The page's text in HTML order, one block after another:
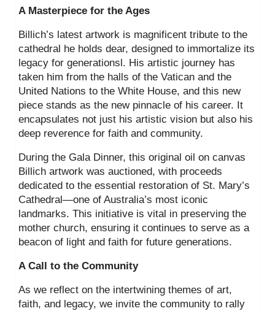
A Masterpiece for the Ages
Billich’s latest artwork is magnificent tribute to the
cathedral he holds dear, designed to immortalize its
legacy for generationsl. His artistic journey has
taken him from the halls of the Vatican and the
United Nations to the White House, and this new
piece stands as the new pinnacle of his career. It
encapsulates not just his artistic vision but also his
deep reverence for faith and community.
During the Gala Dinner, this original oil on canvas
Billich artwork was auctioned, with proceeds
dedicated to the essential restoration of St. Mary’s
Cathedral—one of Australia’s most iconic
landmarks. This initiative is vital in preserving the
mother church, ensuring it continues to serve as a
beacon of light and faith for future generations.
A Call to the Community
As we reflect on the intertwining themes of art,
faith, and legacy, we invite the community to rally